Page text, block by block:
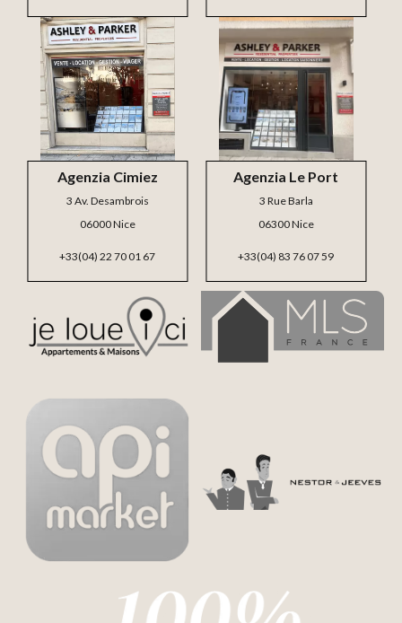
Agenzia Le Port
3 Rue Barla
06300 Nice
+33(04) 83 76 07 59
Agenzia Cimiez
3 Av. Desambrois
06000 Nice
+33(04) 22 70 01 67